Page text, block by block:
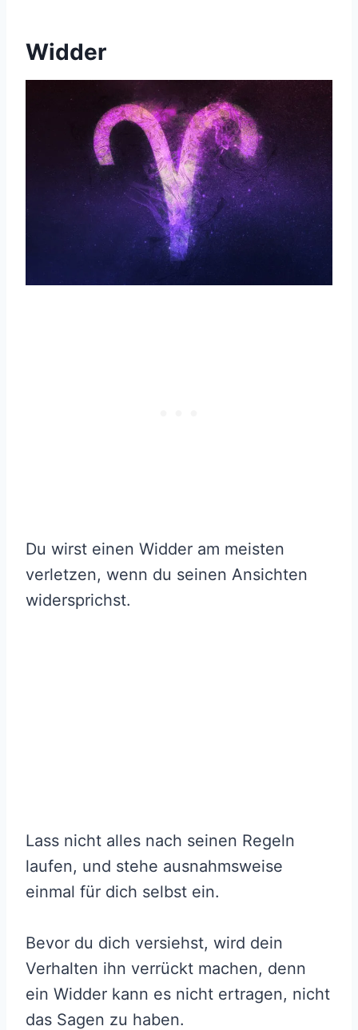
Widder
Du wirst einen Widder am meisten
verletzen, wenn du seinen Ansichten
widersprichst.
Lass nicht alles nach seinen Regeln
laufen, und stehe ausnahmsweise
einmal für dich selbst ein.
Bevor du dich versiehst, wird dein
Verhalten ihn verrückt machen, denn
ein Widder kann es nicht ertragen, nicht
das Sagen zu haben.